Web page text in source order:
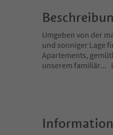
Umgeben von der
und sonniger Lage
Apartements,
unserem familiär...